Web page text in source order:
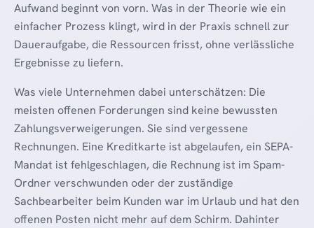
Aufwand beginnt von vorn. Was in der Theorie wie ein
einfacher Prozess klingt, wird in der Praxis schnell zur
Daueraufgabe, die Ressourcen frisst, ohne verlässliche
Ergebnisse zu liefern.
Was viele Unternehmen dabei unterschätzen: Die
meisten offenen Forderungen sind keine bewussten
Zahlungsverweigerungen. Sie sind vergessene
Rechnungen. Eine Kreditkarte ist abgelaufen, ein SEPA-
Mandat ist fehlgeschlagen, die Rechnung ist im Spam-
Ordner verschwunden oder der zuständige
Sachbearbeiter beim Kunden war im Urlaub und hat den
offenen Posten nicht mehr auf dem Schirm. Dahinter